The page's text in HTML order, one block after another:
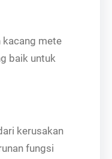
kacang mete
baik untuk
kerusakan
fungsi